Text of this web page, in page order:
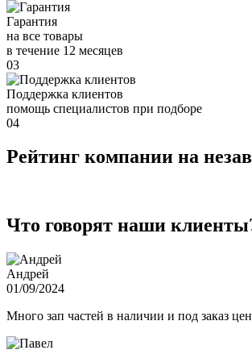
Гарантия
на все товары
в течение 12 месяцев
03
Поддержка клиентов
помощь специалистов при подборе
04
Рейтинг компании на
Что говорят наши
Андрей
01/09/2024
Много зап частей в наличии и под заказ